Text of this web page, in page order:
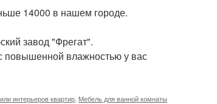
14000 в нашем городе.
завод "Фрегат".
повышенной влажностью у вас
интерьеров квартир Мебель для ванной комнаты